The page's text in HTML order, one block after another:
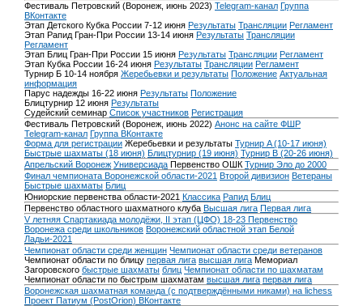
Фестиваль Петровский (Воронеж, июнь 2023) Telegram-канал Группа
ВКонтакте
Этап Детского Кубка России 7-12 июня Результаты Трансляции Регламент
Этап Рапид Гран-При России 13-14 июня Результаты Трансляции
Регламент
Этап Блиц Гран-При России 15 июня Результаты Трансляции Регламент
Этап Кубка России 16-24 июня Результаты Трансляции Регламент
Турнир Б 10-14 ноября Жеребьевки и результаты Положение Актуальная
информация
Парус надежды 16-22 июня Результаты Положение
Блицтурнир 12 июня Результаты
Судейский семинар Список участников Регистрация
Фестиваль Петровский (Воронеж, июнь 2022) Анонс на сайте ФШР
Telegram-канал Группа ВКонтакте
Форма для регистрации Жеребьевки и результаты Турнир A (10-17 июня)
Быстрые шахматы (18 июня) Блицтурнир (19 июня) Турнир B (20-26 июня)
Апрельский Воронеж Универсиада Первенство ОШК Турнир Эло до 2000
Финал чемпионата Воронежской области-2021 Второй дивизион Ветераны
Быстрые шахматы Блиц
Юниорские первенства области-2021 Классика Рапид Блиц
Первенство областного шахматного клуба Высшая лига Первая лига
V летняя Спартакиада молодёжи, II этап (ЦФО) 18-23 Первенство
Воронежа среди школьников Воронежский областной этап Белой
Ладьи-2021
Чемпионат области среди женщин Чемпионат области среди ветеранов
Чемпионат области по блицу первая лига высшая лига Мемориал
Загоровского быстрые шахматы блиц Чемпионат области по шахматам
Чемпионат области по быстрым шахматам высшая лига первая лига
Воронежская шахматная команда (с подтверждёнными никами) на lichess
Проект Патиум (PostOrion) ВКонтакте